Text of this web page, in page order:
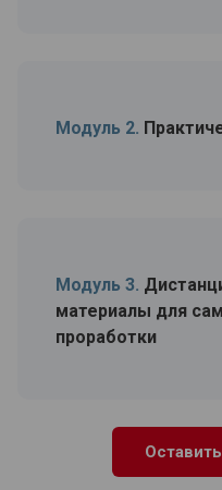
Модуль 2.
Модуль 3.
материалы для
проработки